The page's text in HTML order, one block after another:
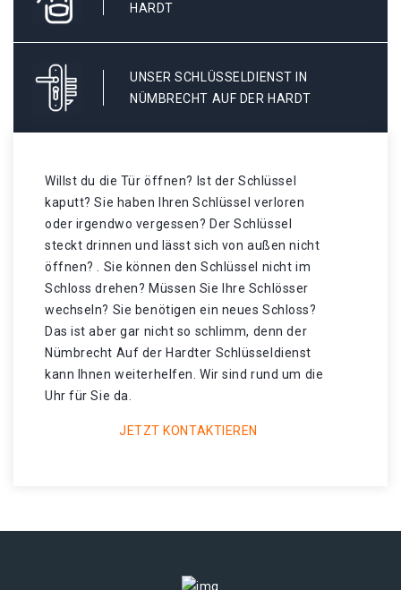
HARDT
UNSER SCHLÜSSELDIENST IN
NÜMBRECHT AUF DER HARDT
Willst du die Tür öffnen? Ist der Schlüssel
kaputt? Sie haben Ihren Schlüssel verloren
oder irgendwo vergessen? Der Schlüssel
steckt drinnen und lässt sich von außen nicht
öffnen? . Sie können den Schlüssel nicht im
Schloss drehen? Müssen Sie Ihre Schlösser
wechseln? Sie benötigen ein neues Schloss?
Das ist aber gar nicht so schlimm, denn der
Nümbrecht Auf der Hardter Schlüsseldienst
kann Ihnen weiterhelfen. Wir sind rund um die
Uhr für Sie da.
JETZT KONTAKTIEREN